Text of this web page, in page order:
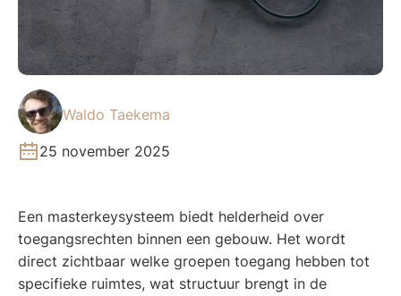
Waldo Taekema
25 november 2025
Een masterkeysysteem biedt helderheid over
toegangsrechten binnen een gebouw. Het wordt
direct zichtbaar welke groepen toegang hebben tot
specifieke ruimtes, wat structuur brengt in de